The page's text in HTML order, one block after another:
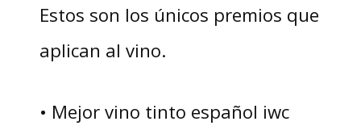
Estos son los únicos premios que
aplican al vino.
• Mejor vino tinto español iwc